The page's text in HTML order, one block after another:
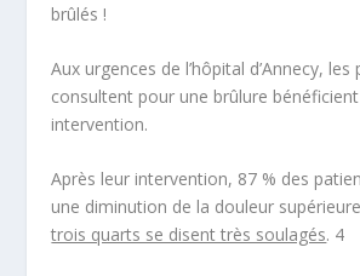
brûlés !
Aux urgences de l’hôpital d’Annecy,
consultent pour une brûlure
intervention.
Après leur intervention, 87 % des
une diminution de la douleur
trois quarts se disent très soulagés. 4